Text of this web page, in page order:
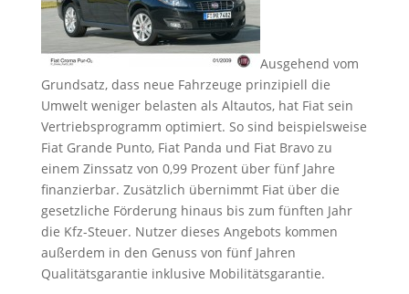
Ausgehend vom
Grundsatz, dass neue Fahrzeuge prinzipiell die
Umwelt weniger belasten als Altautos, hat Fiat sein
Vertriebsprogramm optimiert. So sind beispielsweise
Fiat Grande Punto, Fiat Panda und Fiat Bravo zu
einem Zinssatz von 0,99 Prozent über fünf Jahre
finanzierbar. Zusätzlich übernimmt Fiat über die
gesetzliche Förderung hinaus bis zum fünften Jahr
die Kfz-Steuer. Nutzer dieses Angebots kommen
außerdem in den Genuss von fünf Jahren
Qualitätsgarantie inklusive Mobilitätsgarantie.